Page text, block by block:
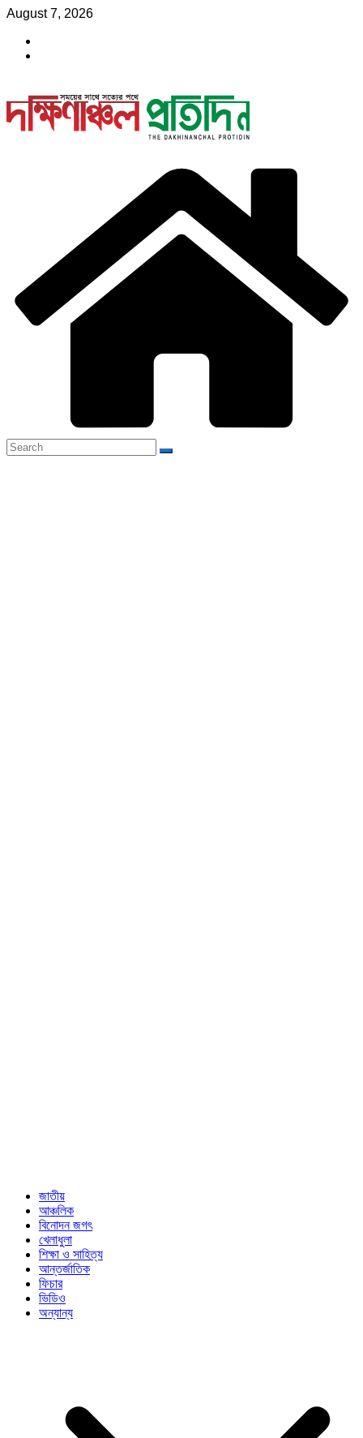
Skip
content
August 7, 2026
জাতীয়
আঞ্চলিক
বিনোদন জগৎ
খেলাধুলা
শিক্ষা ও সাহিত্য
আন্তর্জাতিক
ফিচার
ভিডিও
অন্যান্য